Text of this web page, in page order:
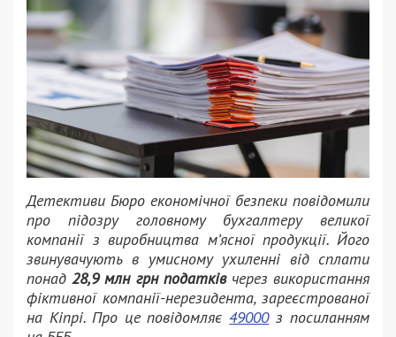
Детективи Бюро економічної безпеки повідомили
про підозру головному бухгалтеру великої
компанії з виробництва м’ясної продукції. Його
звинувачують в умисному ухиленні від сплати
понад28,9 млн грн податківчерез використання
фіктивної компанії-нерезидента, зареєстрованої
на Кіпрі. Про це повідомляє49000з посиланням